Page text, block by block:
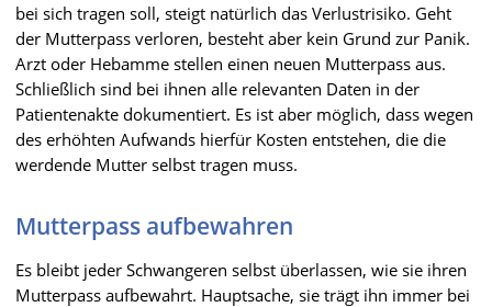
bei sich tragen soll, steigt natürlich das Verlustrisiko. Geht
der Mutterpass verloren, besteht aber kein Grund zur Panik.
Arzt oder Hebamme stellen einen neuen Mutterpass aus.
Schließlich sind bei ihnen alle relevanten Daten in der
Patientenakte dokumentiert. Es ist aber möglich, dass wegen
des erhöhten Aufwands hierfür Kosten entstehen, die die
werdende Mutter selbst tragen muss.
Mutterpass aufbewahren
Es bleibt jeder Schwangeren selbst überlassen, wie sie ihren
Mutterpass aufbewahrt. Hauptsache, sie trägt ihn immer bei